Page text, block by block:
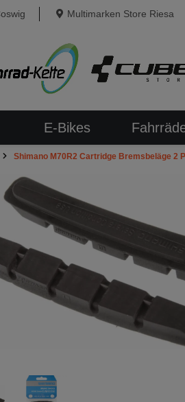
Multimarken Store Riesa
E-Bikes
Shimano M70R2 Cartridge Bremsbeläge 2